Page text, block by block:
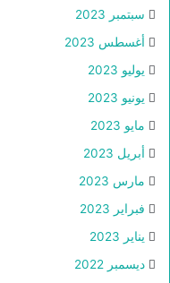
سبتمبر 2023
أغسطس 2023
يوليو 2023
يونيو 2023
مايو 2023
أبريل 2023
مارس 2023
فبراير 2023
يناير 2023
ديسمبر 2022